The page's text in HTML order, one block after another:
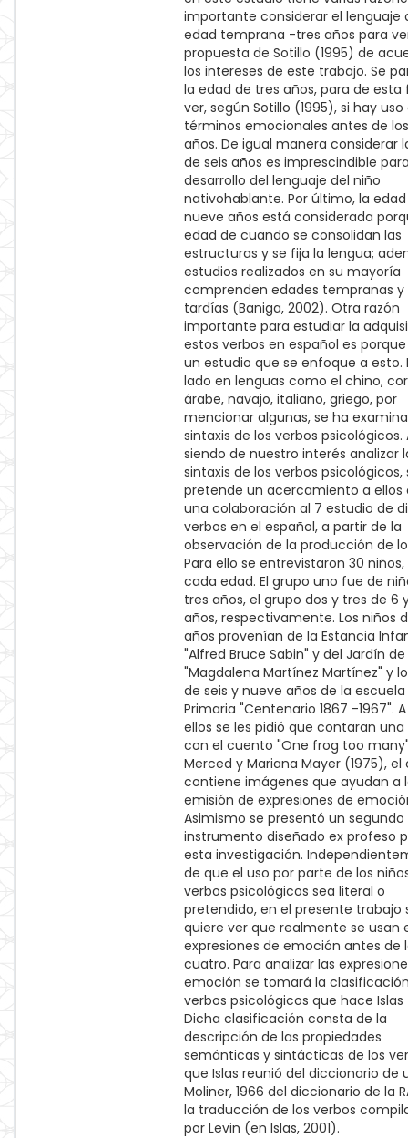
importante considerar el lenguaje
edad temprana -tres años para
propuesta de Sotillo (1995) de
los intereses de este trabajo. Se
la edad de tres años, para de esta
ver, según Sotillo (1995), si hay uso
términos emocionales antes de
años. De igual manera considerar
de seis años es imprescindible
desarrollo del lenguaje del niño
nativohablante. Por último, la
nueve años está considerada
edad de cuando se consolidan las
estructuras y se fija la lengua;
estudios realizados en su mayoría
comprenden edades tempranas y
tardías (Baniga, 2002). Otra razón
importante para estudiar la
estos verbos en español es
un estudio que se enfoque a esto.
lado en lenguas como el chino,
árabe, navajo, italiano, griego, por
mencionar algunas, se ha
sintaxis de los verbos psicológicos.
siendo de nuestro interés analizar
sintaxis de los verbos psicológicos,
pretende un acercamiento a ellos
una colaboración al 7 estudio de
verbos en el español, a partir de la
observación de la producción de
Para ello se entrevistaron 30
cada edad. El grupo uno fue de
tres años, el grupo dos y tres de 6
años, respectivamente. Los niños
años provenían de la Estancia
"Alfred Bruce Sabin" y del Jardín
"Magdalena Martínez Martínez" y
de seis y nueve años de la escuela
Primaria "Centenario 1867 -1967".
ellos se les pidió que contaran
con el cuento "One frog too
Merced y Mariana Mayer (1975), el
contiene imágenes que ayudan a
emisión de expresiones de
Asimismo se presentó un segundo
instrumento diseñado ex profeso
esta investigación.
de que el uso por parte de los
verbos psicológicos sea literal o
pretendido, en el presente trabajo
quiere ver que realmente se usan
expresiones de emoción antes de
cuatro. Para analizar las
emoción se tomará la
verbos psicológicos que hace Islas
Dicha clasificación consta de la
descripción de las propiedades
semánticas y sintácticas de los
que Islas reunió del diccionario de
Moliner, 1966 del diccionario de la
la traducción de los verbos
por Levin (en Islas, 2001).